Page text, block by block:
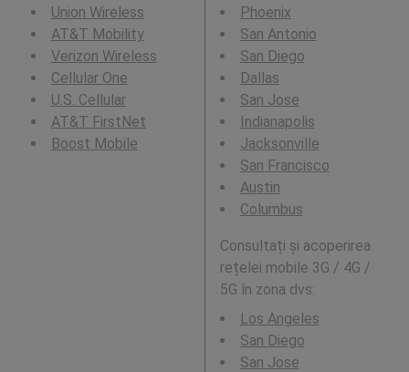
Union Wireless
AT&T Mobility
Verizon Wireless
Cellular One
U.S. Cellular
AT&T FirstNet
Boost Mobile
Phoenix
San Antonio
San Diego
Dallas
San Jose
Indianapolis
Jacksonville
San Francisco
Austin
Columbus
Consultați și acoperirea
rețelei mobile 3G / 4G /
5G în zona dvs:
Los Angeles
San Diego
San Jose